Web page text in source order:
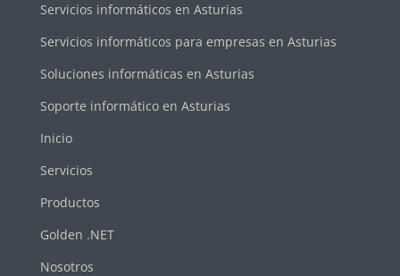
Servicios informáticos en Asturias
Servicios informáticos para empresas en Asturias
Soluciones informáticas en Asturias
Soporte informático en Asturias
Inicio
Servicios
Productos
Golden .NET
Nosotros